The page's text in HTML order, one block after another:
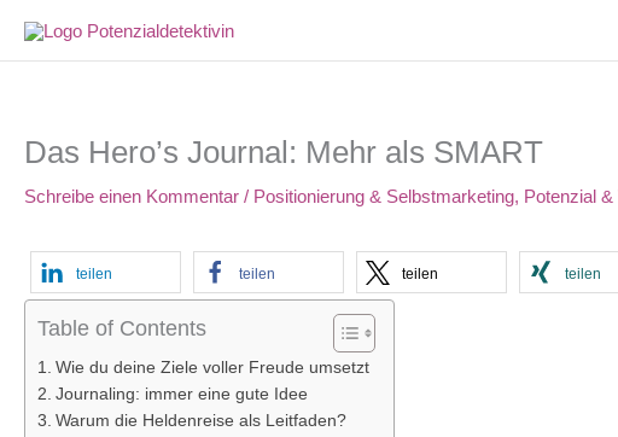
Inhalt
Das Hero’s Journal: Mehr als SMART
Schreibe einen Kommentar / Positionierung & Selbstmarketing, Potenzial &
teilen teilen teilen teilen
Table of Contents
Wie du deine Ziele voller Freude umsetzt
Journaling: immer eine gute Idee
Warum die Heldenreise als Leitfaden?